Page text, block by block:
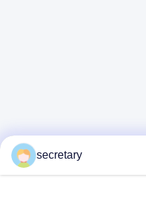
secretary